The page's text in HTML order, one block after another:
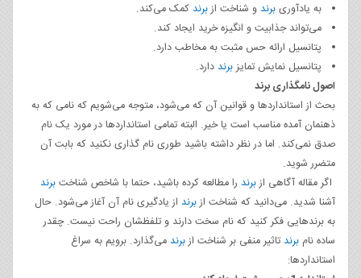
به یادآوریبرند و شناخت ازبرند کمک می‌کند.
می‌تواند جذابیت و انگیزه خرید ایجاد کند.
پتانسیل ارائه حس مثبت به مخاطب دارد.
پتانسیل نمایش تمایزبرند دارد.
اصول نامگذاری برند
بحث از استانداردها و قوانین آن که می‌شود، متوجه می‌شویم که نامی که به
ذهنمان آمده مناسب است یا خیر. البته تمامی استانداردها در مورد یک نام
صدق نمی‌کند. اما در نظر داشته باشید طوری نام گذاری نکنید که بابت آن
متضرر شوید.
اگر مقاله آگاهی ازبرند را مطالعه کرده باشید، حتما با شاخص شناختبرند
آشنا شدید. می‌دانید که شناخت ازبرند از یادگیری نام آن آغاز می‌شود. حال
به برندهایی فکر کنید که نام سخت دارند و تلفظشان راحت نیست. چقدر
ساده نام برند تاثیر منفی بر شناخت ازبرند می‌گذارد. برویم به سراغ
استانداردها: